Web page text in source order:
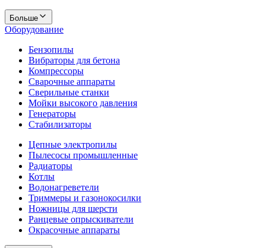
Больше
Оборудование
Бензопилы
Вибраторы для бетона
Компрессоры
Сварочные аппараты
Сверильные станки
Мойки высокого давления
Генераторы
Стабилизаторы
Цепные электропилы
Пылесосы промышленные
Радиаторы
Котлы
Водонагреветели
Триммеры и газонокосилки
Ножницы для шерсти
Ранцевые опрыскиватели
Окрасочные аппараты